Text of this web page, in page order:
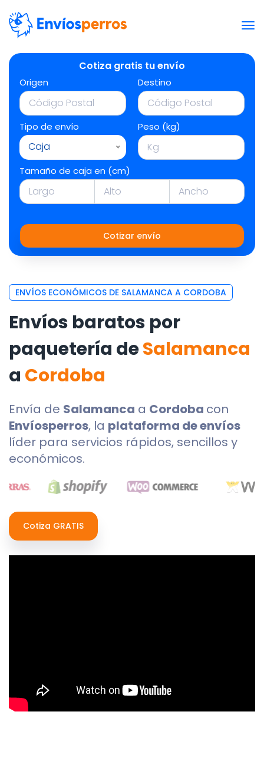
Cotiza gratis tu envío
Origen Destino
Tipo de envío
Caja
Peso (kg)
Tamaño de caja en (cm)
Cotizar envío
ENVÍOS ECONÓMICOS DE SALAMANCA A CORDOBA
Envíos baratos por
paquetería deSalamanca
a Cordoba
Envía de Salamanca a Cordoba con
Envíosperros, la plataforma de envíos
líder para servicios rápidos, sencillos y
económicos.
Cotiza GRATIS